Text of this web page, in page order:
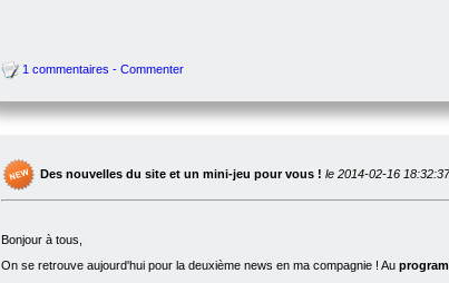
1 commentaires - Commenter
Des nouvelles du site et un mini-jeu pour vous ! le 2014-02-16 18:32:37
Bonjour à tous,
On se retrouve aujourd'hui pour la deuxième news en ma compagnie ! Au